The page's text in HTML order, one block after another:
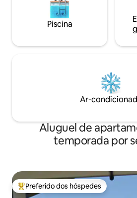
Piscina
Ar-
Aluguel de
temporada por
Entre os melhores preferidos dos
Preferido dos hóspedes